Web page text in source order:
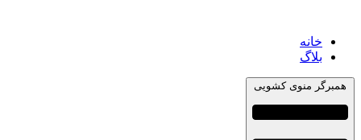
خانه
بلاگ
همبرگر منوی کشویی